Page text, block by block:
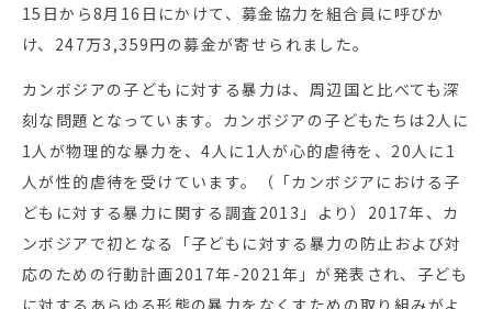
15日から8月16日にかけて、募金協力を組合員に呼びか
け、247万3,359円の募金が寄せられました。
カンボジアの子どもに対する暴力は、周辺国と比べても深
刻な問題となっています。カンボジアの子どもたちは2人に
1人が物理的な暴力を、4人に1人が心的虐待を、20人に1
人が性的虐待を受けています。（「カンボジアにおける子
どもに対する暴力に関する調査2013」より）2017年、カ
ンボジアで初となる「子どもに対する暴力の防止および対
応のための行動計画2017年-2021年」が発表され、子ども
に対するあらゆる形態の暴力をなくすための取り組みがよ